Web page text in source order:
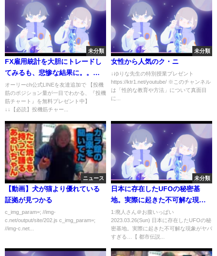
未分類
FX雇用統計を大胆にトレードし
てみるも、悲惨な結果に。。。
(泣)
オーリーch公式LINEを友達追加で 【投機
筋のポジション量が一目でわかる、『投機
筋チャート』を無料プレゼント中】
↓↓【必読】投機筋チャー...
未分類
女性から人気のク・ニ
↓ゆりな先生の特別授業プレゼント
https://ktr1.net/youtube/ ※このチャンネル
は「性的な教育や方法」について真面目
に...
ニュース
【動画】犬が猫より優れている
証拠が見つかる
c_img_param=; //img-
c.net/output/site/202.js c_img_param=;
//img-c.net...
未分類
日本に存在したUFOの秘密基
地。実際に起きた不可解な現象
がヤバすぎる…【 都市伝説 UFO
未確認飛行物体 秘密基地 千貫森
】
1:廃人さん＠お腹いっぱい
2023.03.26(Sun) 日本に存在したUFOの秘
密基地。実際に起きた不可解な現象がヤバ
すぎる…【 都市伝説...